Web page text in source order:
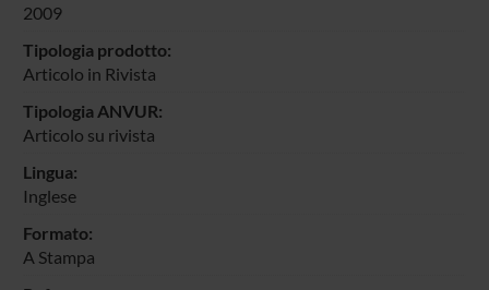
2009
Tipologia prodotto:
Articolo in Rivista
Tipologia ANVUR:
Articolo su rivista
Lingua:
Inglese
Formato:
A Stampa